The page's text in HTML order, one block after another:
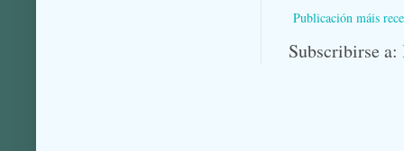
Publicación máis
Subscribirse a: